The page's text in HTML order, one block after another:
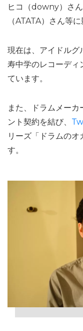
ヒコ（downy）さ
（ATATA）さん等
現在は、アイドル
寿中学のレコーディ
ています。
また、ドラムメー
ント契約を結び、
リーズ「ドラムのオ
す。